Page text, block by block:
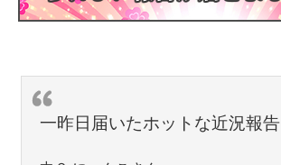
一昨日届いたホットな近況報告